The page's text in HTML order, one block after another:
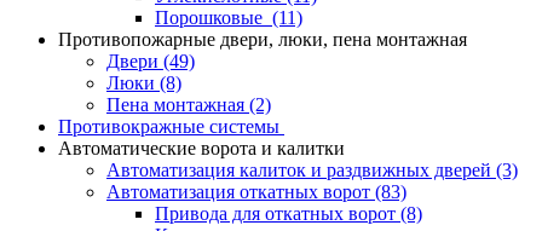
Порошковые (11)
Противопожарные двери, люки, пена монтажная
Двери (49)
Люки (8)
Пена монтажная (2)
Противокражные системы
Автоматические ворота и калитки
Автоматизация калиток и раздвижных дверей (3)
Автоматизация откатных ворот (83)
Привода для откатных ворот (8)